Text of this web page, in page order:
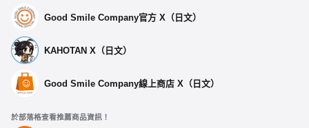
Good Smile Company官方 X（日文）
KAHOTAN X（日文）
Good Smile Company線上商店 X（日文）
於部落格查看推薦商品資訊！